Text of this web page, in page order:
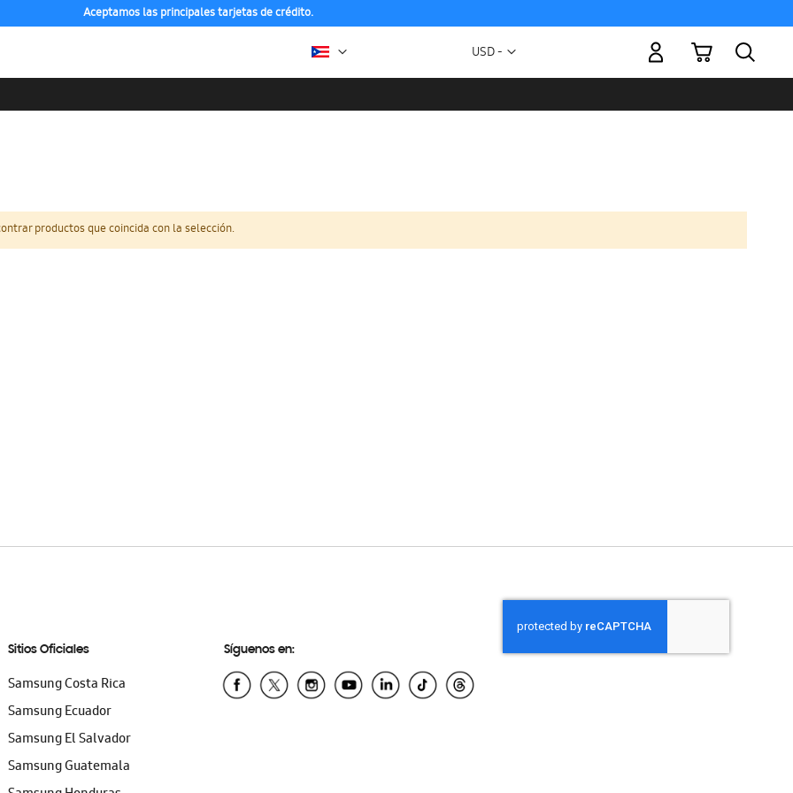
Aceptamos las principales tarjetas de crédito.
Moneda
USD -
Mi carrito
productos que coincida con la selección.
Sitios Oficiales
Samsung Costa Rica
Samsung Ecuador
Samsung El Salvador
Samsung Guatemala
Síguenos en: